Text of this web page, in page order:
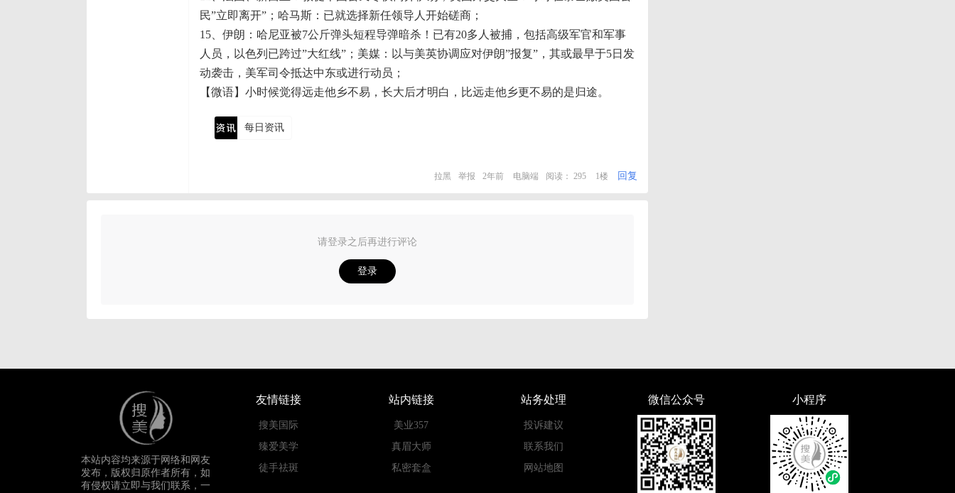
民”立即离开”；哈马斯：已就选择新任领导人开始磋商；
15、伊朗：哈尼亚被7公斤弹头短程导弹暗杀！已有20多人被捕，包括高级军官和军事
人员，以色列已跨过”大红线”；美媒：以与美英协调应对伊朗”报复”，其或最早于5日发
动袭击，美军司令抵达中东或进行动员；
【微语】小时候觉得远走他乡不易，长大后才明白，比远走他乡更不易的是归途。
每日资讯
拉黑 举报 2年前 电脑端 阅读： 295 1楼 回复
请登录之后再进行评论
登录
本站内容均来源于网络和网友
发布，版权归原作者所有，如
有侵权请立即与我们联系，一
友情链接
搜美国际
臻爱美学
徒手祛斑
站内链接
美业357
真眉大师
私密套盒
站务处理
投诉建议
联系我们
网站地图
微信公众号 小程序